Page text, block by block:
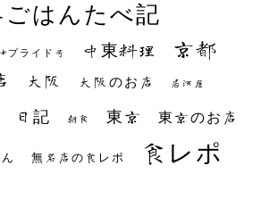
ごはんたべ記
プライド号 中東料理 京都
大阪 大阪のお店 居酒屋
日記 朝食 東京 東京のお店
無名店の食レポ 食レポ